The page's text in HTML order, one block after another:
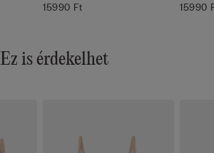
15990 Ft
15990
Ez is érdekelhet